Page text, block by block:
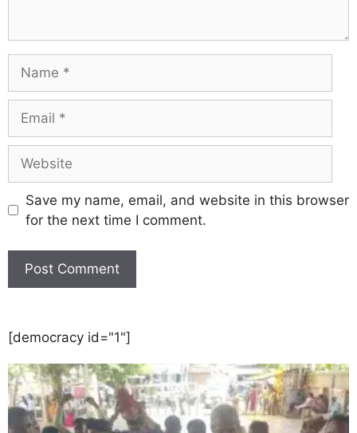
Save my name, email, and website in this browser
for the next time I comment.
[democracy id="1"]